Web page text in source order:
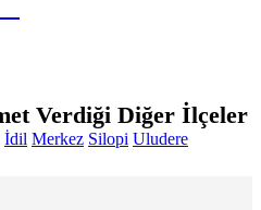
Verdiği Diğer İlçeler
İdil Merkez Silopi Uludere